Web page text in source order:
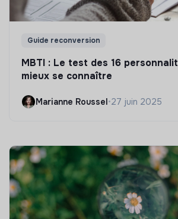
Guide reconversion
MBTI : Le test des 16
mieux se connaître
Marianne Roussel•27 juin 2025